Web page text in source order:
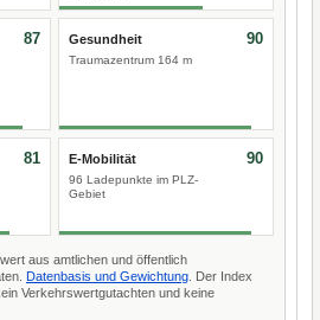
87 Gesundheit
Traumazentrum 164 m
90
81 E-Mobilität
96 Ladepunkte im PLZ-
Gebiet
90
aus amtlichen und öffentlich
Datenbasis und Gewichtung . Der Index
Verkehrswertgutachten und keine